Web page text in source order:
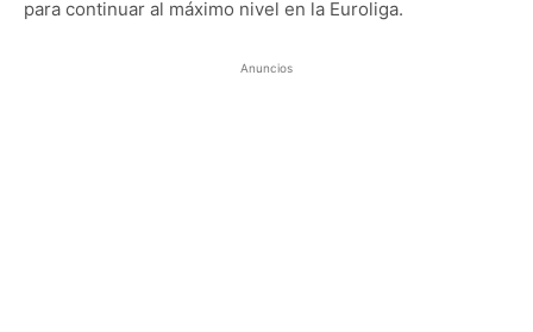
para continuar al máximo nivel en la Euroliga.
Anuncios